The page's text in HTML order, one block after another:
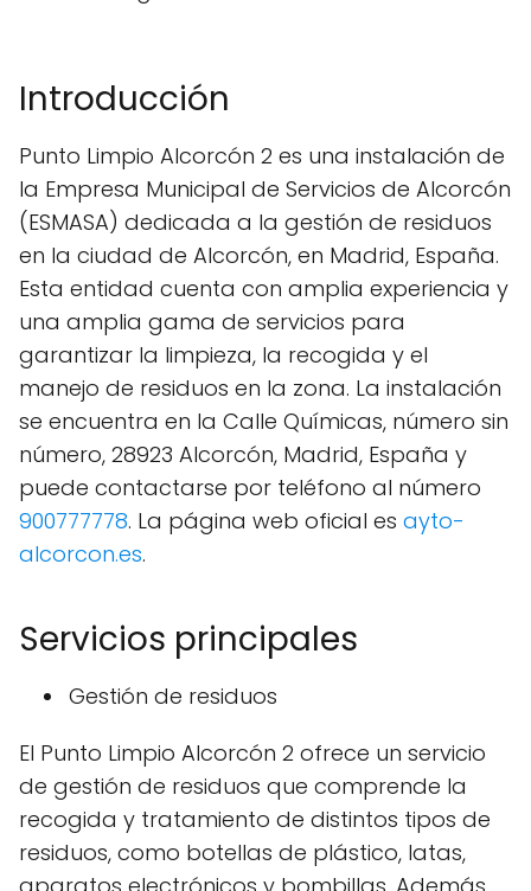
Introducción
Punto Limpio Alcorcón 2 es una instalación de
la Empresa Municipal de Servicios de Alcorcón
(ESMASA) dedicada a la gestión de residuos
en la ciudad de Alcorcón, en Madrid, España.
Esta entidad cuenta con amplia experiencia y
una amplia gama de servicios para
garantizar la limpieza, la recogida y el
manejo de residuos en la zona. La instalación
se encuentra en la Calle Químicas, número sin
número, 28923 Alcorcón, Madrid, España y
puede contactarse por teléfono al número
900777778. La página web oficial es ayto-
alcorcon.es.
Servicios principales
Gestión de residuos
El Punto Limpio Alcorcón 2 ofrece un servicio
de gestión de residuos que comprende la
recogida y tratamiento de distintos tipos de
residuos, como botellas de plástico, latas,